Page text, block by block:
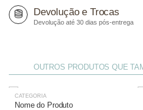
Devolução e Trocas
Devolução até 30 dias pós-entrega
OUTROS PRODUTOS QUE
-27%
CATEGORIA
Nome do Produto